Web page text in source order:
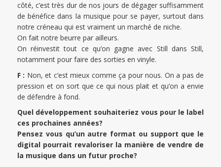
côté, c’est très dur de nos jours de dégager suffisamment
de bénéfice dans la musique pour se payer, surtout dans
notre créneau qui est vraiment un marché de niche.
On fait notre beurre par ailleurs.
On réinvestit tout ce qu’on gagne avec Still dans Still,
notamment pour faire des sorties en vinyle.
F : Non, et c’est mieux comme ça pour nous. On a pas de
pression et on sort que ce qui nous plait et qu’on a envie
de défendre à fond.
Quel développement souhaiteriez vous pour le label
ces prochaines années?
Pensez vous qu’un autre format ou support que le
digital pourrait revaloriser la manière de vendre de
la musique dans un futur proche?